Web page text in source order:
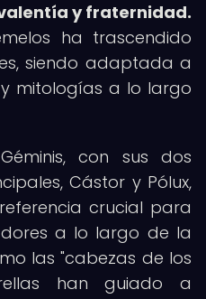
y fraternidad.
ha trascendido
siendo adaptada a
mitologías a lo largo
con sus dos
Cástor y Pólux,
crucial para
a lo largo de la
las "cabezas de los
han guiado a